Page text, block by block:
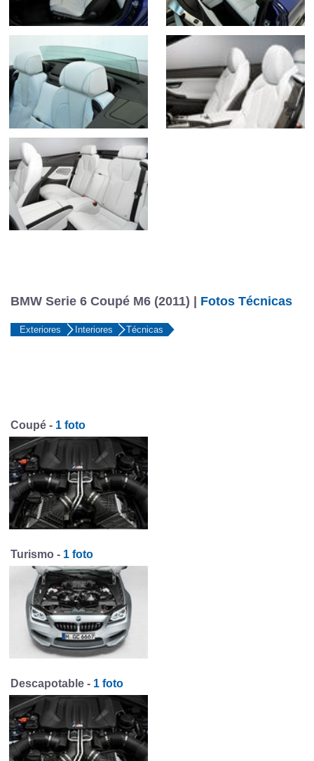
BMW Serie 6 Coupé M6 (2011) | Fotos Técnicas
Exteriores Interiores Técnicas
Coupé - 1 foto
Turismo - 1 foto
Descapotable - 1 foto